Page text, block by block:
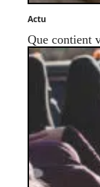
Actu
Que contient